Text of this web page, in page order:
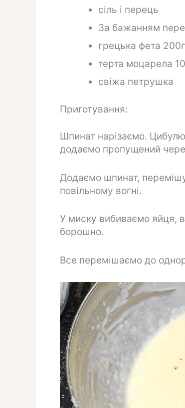
сіль і перець
За бажанням
грецька фета 200г
терта моцарела
свіжа петрушка
Приготування:
Шпинат нарізаємо.
додаємо пропущений
Додаємо шпинат,
повільному вогні.
У миску вибиваємо яйця,
борошно.
Все перемішаємо до